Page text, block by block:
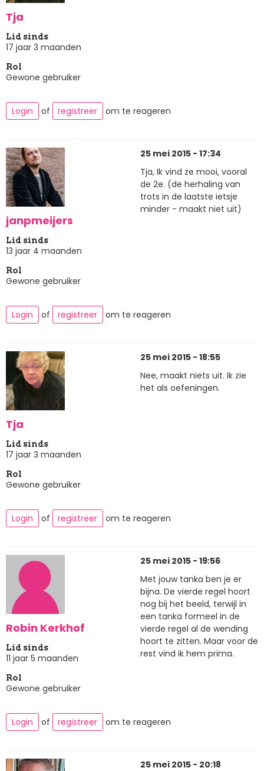
Tja
Lid sinds
17 jaar 3 maanden
Rol
Gewone gebruiker
Login of registreer om te reageren
janpmeijers
Lid sinds
13 jaar 4 maanden
Rol
Gewone gebruiker
25 mei 2015 - 17:34
Tja, Ik vind ze mooi, vooral
de 2e. (de herhaling van
trots in de laatste ietsje
minder - maakt niet uit)
Login of registreer om te reageren
Tja
Lid sinds
17 jaar 3 maanden
Rol
Gewone gebruiker
25 mei 2015 - 18:55
Nee, maakt niets uit. Ik zie
het als oefeningen.
Login of registreer om te reageren
Robin Kerkhof
Lid sinds
11 jaar 5 maanden
Rol
Gewone gebruiker
25 mei 2015 - 19:56
Met jouw tanka ben je er
bijna. De vierde regel hoort
nog bij het beeld, terwijl in
een tanka formeel in de
vierde regel al de wending
hoort te zitten. Maar voor de
rest vind ik hem prima.
Login of registreer om te reageren
25 mei 2015 - 20:18